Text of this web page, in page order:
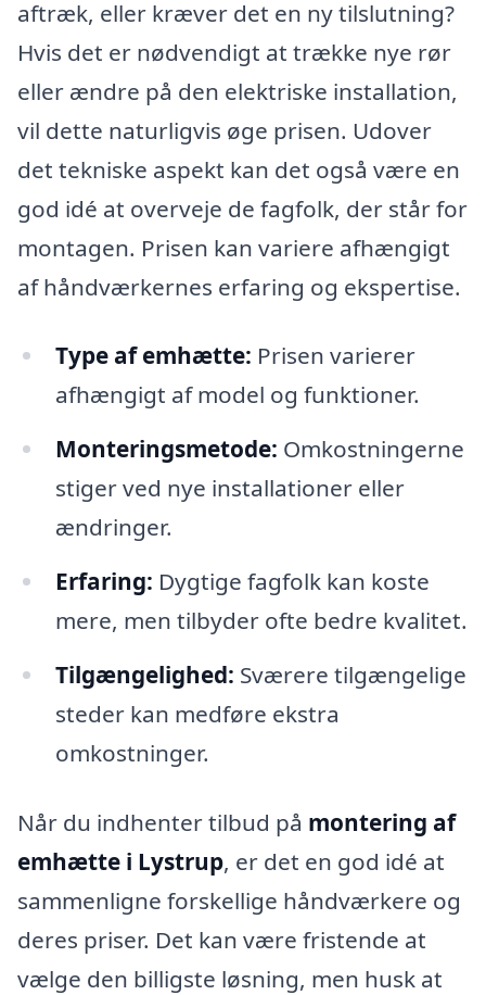
aftræk, eller kræver det en ny tilslutning?
Hvis det er nødvendigt at trække nye rør
eller ændre på den elektriske installation,
vil dette naturligvis øge prisen. Udover
det tekniske aspekt kan det også være en
god idé at overveje de fagfolk, der står for
montagen. Prisen kan variere afhængigt
af håndværkernes erfaring og ekspertise.
Type af emhætte: Prisen varierer
afhængigt af model og funktioner.
Monteringsmetode: Omkostningerne
stiger ved nye installationer eller
ændringer.
Erfaring: Dygtige fagfolk kan koste
mere, men tilbyder ofte bedre kvalitet.
Tilgængelighed: Sværere tilgængelige
steder kan medføre ekstra
omkostninger.
Når du indhenter tilbud på montering af
emhætte i Lystrup, er det en god idé at
sammenligne forskellige håndværkere og
deres priser. Det kan være fristende at
vælge den billigste løsning, men husk at